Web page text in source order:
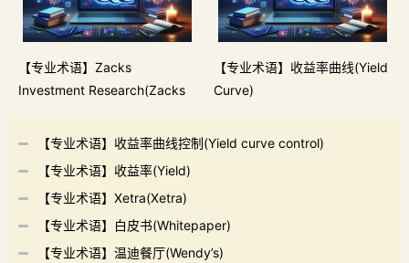
【专业术语】Zacks
Investment Research(Zacks
【专业术语】收益率曲线(Yield
Curve)
【专业术语】收益率曲线控制(Yield curve control)
【专业术语】收益率(Yield)
【专业术语】Xetra(Xetra)
【专业术语】白皮书(Whitepaper)
【专业术语】温迪餐厅(Wendy’s)